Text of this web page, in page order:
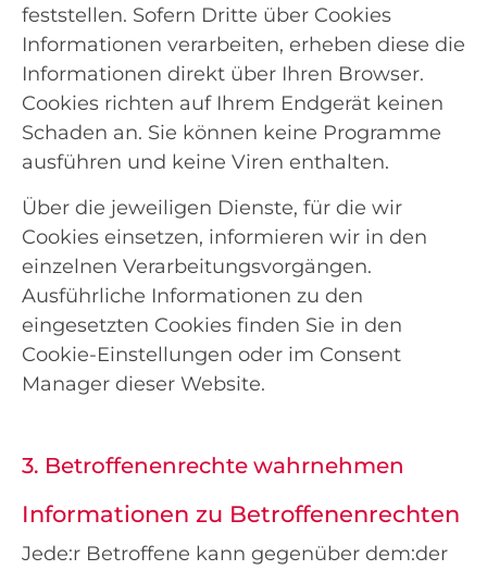
feststellen. Sofern Dritte über Cookies
Informationen verarbeiten, erheben diese die
Informationen direkt über Ihren Browser.
Cookies richten auf Ihrem Endgerät keinen
Schaden an. Sie können keine Programme
ausführen und keine Viren enthalten.
Über die jeweiligen Dienste, für die wir
Cookies einsetzen, informieren wir in den
einzelnen Verarbeitungsvorgängen.
Ausführliche Informationen zu den
eingesetzten Cookies finden Sie in den
Cookie-Einstellungen oder im Consent
Manager dieser Website.
3. Betroffenenrechte wahrnehmen
Informationen zu Betroffenenrechten
Jede:r Betroffene kann gegenüber dem:der